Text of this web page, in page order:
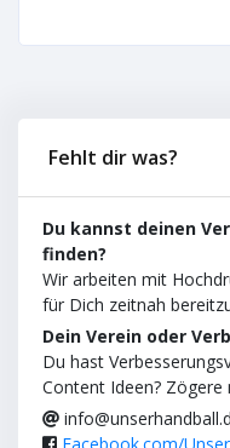
Fehlt dir was?
Du kannst deinen
finden?
Wir arbeiten mit
für Dich zeitnah
Dein Verein oder
Du hast
Content Ideen? Zögere